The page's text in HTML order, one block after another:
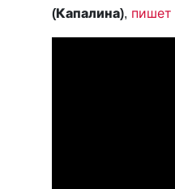
(Капалина), пишет